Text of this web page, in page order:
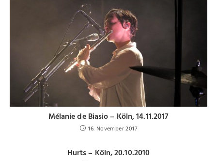
Mélanie de Biasio – Köln, 14.11.2017
16. November 2017
Hurts – Köln, 20.10.2010